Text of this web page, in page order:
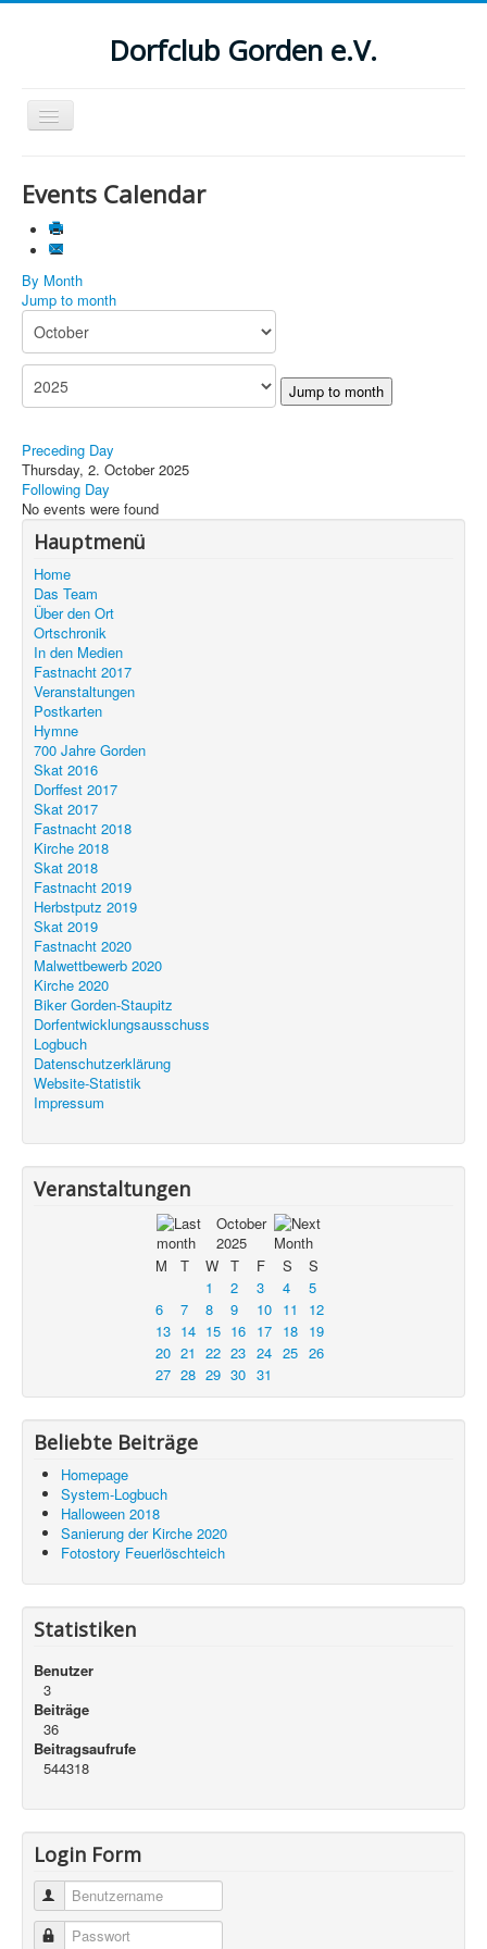
Dorfclub Gorden e.V.
Navigation
an/aus
Suchen
...
Events Calendar
By Month
Jump to month
Jump to month
Preceding Day
Thursday, 2. October 2025
Following Day
No events were found
Hauptmenü
Home
Das Team
Über den Ort
Ortschronik
In den Medien
Fastnacht 2017
Veranstaltungen
Postkarten
Hymne
700 Jahre Gorden
Skat 2016
Dorffest 2017
Skat 2017
Fastnacht 2018
Kirche 2018
Skat 2018
Fastnacht 2019
Herbstputz 2019
Skat 2019
Fastnacht 2020
Malwettbewerb 2020
Kirche 2020
Biker Gorden-Staupitz
Dorfentwicklungsausschuss
Logbuch
Datenschutzerklärung
Website-Statistik
Impressum
Veranstaltungen
October
2025
M
T W T F S
S
1
2 3 4
5
6
7 8 9 10 11
12
13 14 15 16 17 18
19
20 21 22 23 24 25 26
27 28 29 30 31
Beliebte Beiträge
Homepage
System-Logbuch
Halloween 2018
Sanierung der Kirche 2020
Fotostory Feuerlöschteich
Statistiken
Benutzer
3
Beiträge
36
Beitragsaufrufe
544318
Login Form
Benutzername
Passwort